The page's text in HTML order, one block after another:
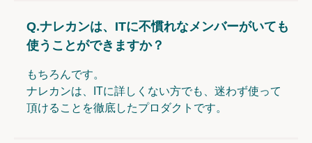
Q.ナレカンは、ITに不慣れなメンバーがいても
使うことができますか？
もちろんです。
ナレカンは、ITに詳しくない方でも、迷わず使って
頂けることを徹底したプロダクトです。